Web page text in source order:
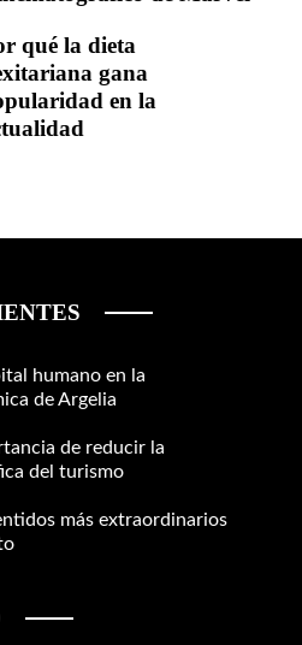
qué la dieta
gana
en la
humano en la
de Argelia
de reducir la
del turismo
más extraordinarios